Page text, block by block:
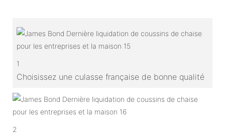
1
Choisissez une culasse française de bonne qualité
2